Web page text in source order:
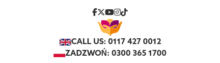
CALL US: 0117 427 0012
ZADZWOŃ: 0300 365 1700